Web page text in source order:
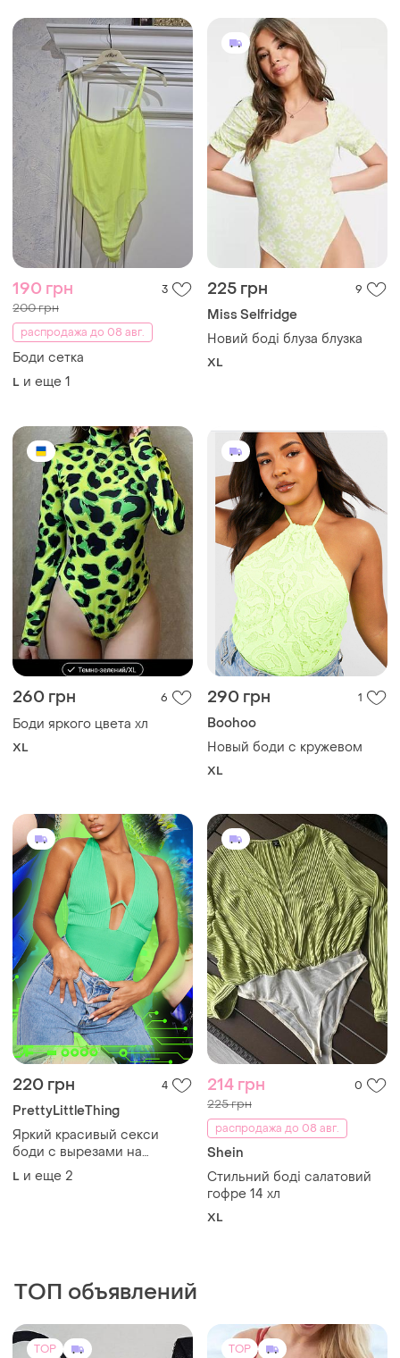
190 грн 3
200 грн
распродажа до 08 авг.
Боди сетка
L и еще 1
225 грн 9
Miss Selfridge
Новий боді блуза блузка
XL
260 грн 6
Боди яркого цвета хл
XL
290 грн 1
Boohoo
Новый боди с кружевом
XL
220 грн 4
PrettyLittleThing
Яркий красивый секси
боди с вырезами на
косточках plt prettylittlething
розродаж
L и еще 2
214 грн 0
225 грн
распродажа до 08 авг.
Shein
Стильний боді салатовий
гофре 14 хл
XL
ТОП объявлений
TOP TOP